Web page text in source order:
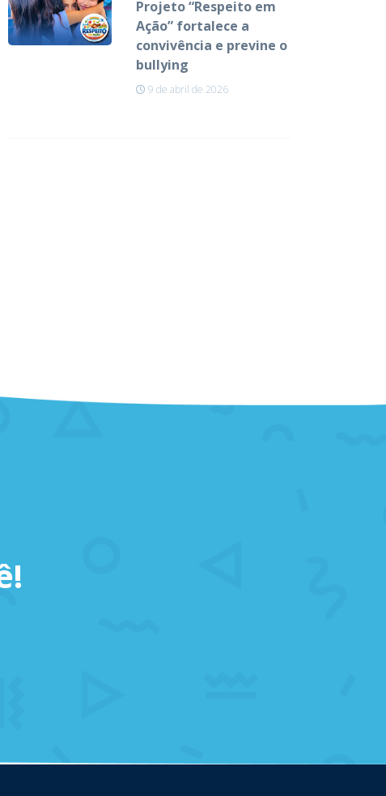
Projeto “Respeito em
Ação” fortalece a
convivência e previne o
bullying
9 de abril de 2026